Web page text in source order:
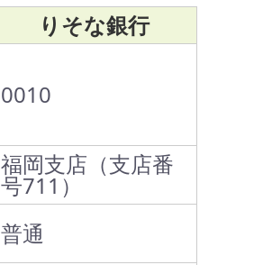
りそな銀行
0010
福岡支店（支店番
号711）
普通